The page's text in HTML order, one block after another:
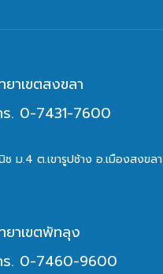
ยาเขตสงขลา
ร. 0-7431-7600
ม.4 ต.เขารูปช้าง อ.เมืองสงขลา
ยาเขตพัทลุง
ร. 0-7460-9600